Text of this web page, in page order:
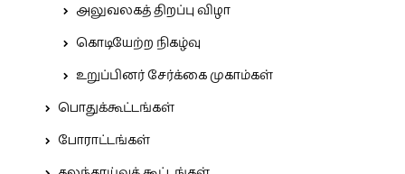
அலுவலகத் திறப்பு விழா
கொடியேற்ற நிகழ்வு
உறுப்பினர் சேர்க்கை முகாம்கள்
பொதுக்கூட்டங்கள்
போராட்டங்கள்